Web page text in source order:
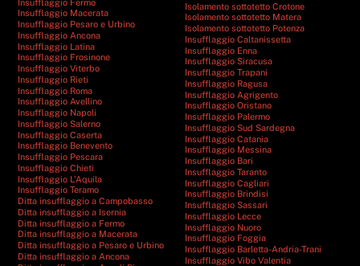
Insufflaggio Fermo
Insufflaggio Macerata
Insufflaggio Pesaro e Urbino
Insufflaggio Ancona
Insufflaggio Latina
Insufflaggio Frosinone
Insufflaggio Viterbo
Insufflaggio Rieti
Insufflaggio Roma
Insufflaggio Avellino
Insufflaggio Napoli
Insufflaggio Salerno
Insufflaggio Caserta
Insufflaggio Benevento
Insufflaggio Pescara
Insufflaggio Chieti
Insufflaggio L’Aquila
Insufflaggio Teramo
Ditta insufflaggio a Campobasso
Ditta insufflaggio a Isernia
Ditta insufflaggio a Fermo
Ditta insufflaggio a Macerata
Ditta insufflaggio a Pesaro e Urbino
Ditta insufflaggio a Ancona
Isolamento sottotetto Crotone
Isolamento sottotetto Matera
Isolamento sottotetto Potenza
Insufflaggio Caltanissetta
Insufflaggio Enna
Insufflaggio Siracusa
Insufflaggio Trapani
Insufflaggio Ragusa
Insufflaggio Agrigento
Insufflaggio Oristano
Insufflaggio Palermo
Insufflaggio Sud Sardegna
Insufflaggio Catania
Insufflaggio Messina
Insufflaggio Bari
Insufflaggio Taranto
Insufflaggio Cagliari
Insufflaggio Brindisi
Insufflaggio Sassari
Insufflaggio Lecce
Insufflaggio Nuoro
Insufflaggio Foggia
Insufflaggio Barletta-Andria-Trani
Insufflaggio Vibo Valentia